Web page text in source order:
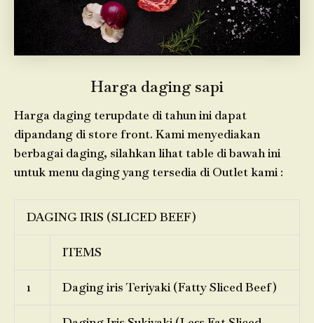
Harga daging sapi
Harga daging terupdate di tahun ini dapat
dipandang di store front. Kami menyediakan
berbagai daging, silahkan lihat table di bawah ini
untuk menu daging yang tersedia di Outlet kami :
DAGING IRIS (SLICED BEEF)
ITEMS
1 Daging iris Teriyaki (Fatty Sliced Beef)